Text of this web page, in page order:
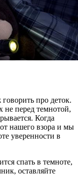
про деток.
не перед темнотой,
Когда
нашего взора и мы
уверенности в
спать в темноте,
оставляйте